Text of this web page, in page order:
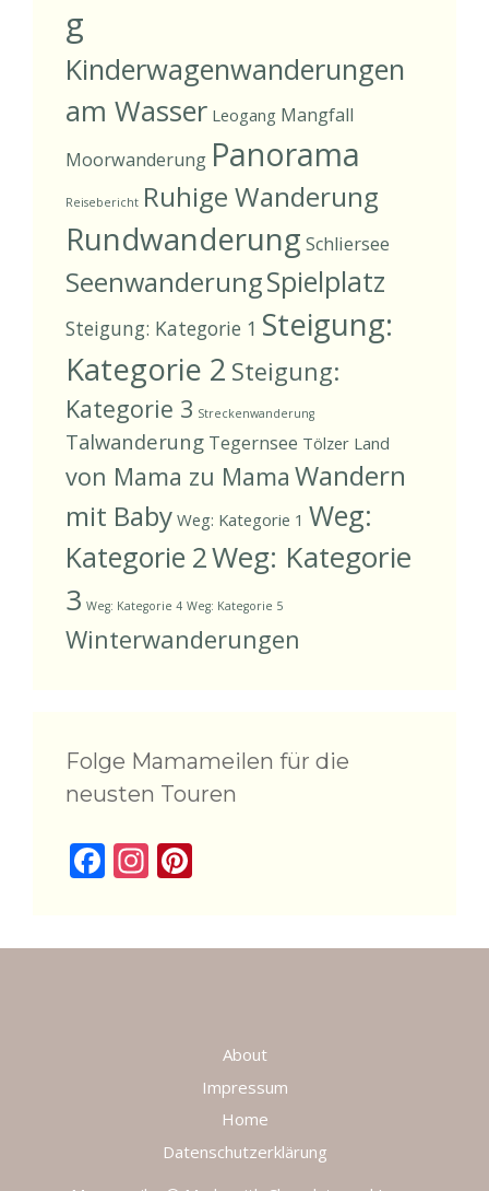
g
Kinderwagenwanderungen
am Wasser Leogang Mangfall
Moorwanderung Panorama
Reisebericht Ruhige Wanderung
Rundwanderung Schliersee
SeenwanderungSpielplatz
Steigung: Kategorie 1 Steigung:
Kategorie 2 Steigung:
Kategorie 3 Streckenwanderung
Talwanderung Tegernsee Tölzer Land
von Mama zu Mama Wandern
mit Baby Weg: Kategorie 1 Weg:
Kategorie 2Weg: Kategorie
3 Weg: Kategorie 4 Weg: Kategorie 5
Winterwanderungen
Folge Mamameilen für die
neusten Touren
F
ac
b
In
st
gr e
About
Impressum
Home
Datenschutzerklärung